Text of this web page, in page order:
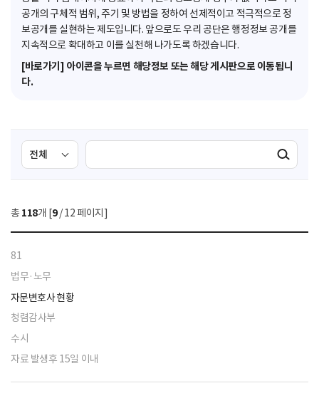
공개의 구체적 범위, 주기 및 방법을 정하여 선제적이고 적극적으로 정
보공개를 실현하는 제도입니다. 앞으로도 우리 공단은 행정정보 공개를
지속적으로 확대하고 이를 실천해 나가도록 하겠습니다.
[바로가기] 아이콘을 누르면 해당정보 또는 해당 게시판으로 이동됩니
다.
검
색
선
택
색
검색실행
총 118개 [9/ 12 페이지]
81
법무·노무
자문변호사 현황
청렴감사부
수시
자료 발생후 15일 이내